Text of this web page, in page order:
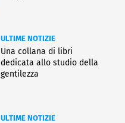
ULTIME NOTIZIE
Una collana di libri
dedicata allo studio della
gentilezza
ULTIME NOTIZIE